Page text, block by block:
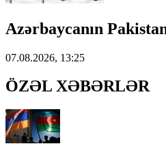
Azərbaycanın
07.08.2026, 13:25
ÖZƏL XƏBƏRLƏR